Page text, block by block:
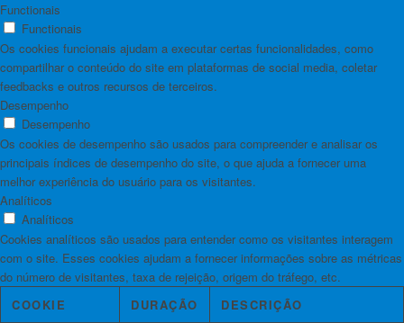
Functionais
Functionais
Os cookies funcionais ajudam a executar certas funcionalidades, como
compartilhar o conteúdo do site em plataformas de social media, coletar
feedbacks e outros recursos de terceiros.
Desempenho
Desempenho
Os cookies de desempenho são usados ​​para compreender e analisar os
principais índices de desempenho do site, o que ajuda a fornecer uma
melhor experiência do usuário para os visitantes.
Analíticos
Analíticos
Cookies analíticos são usados ​​para entender como os visitantes interagem
com o site. Esses cookies ajudam a fornecer informações sobre as métricas
do número de visitantes, taxa de rejeição, origem do tráfego, etc.
COOKIE
DURAÇÃO DESCRIÇÃO